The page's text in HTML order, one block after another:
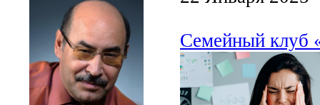
Семейный клуб